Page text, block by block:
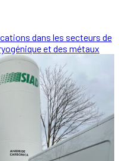
dans les secteurs de
et des métaux